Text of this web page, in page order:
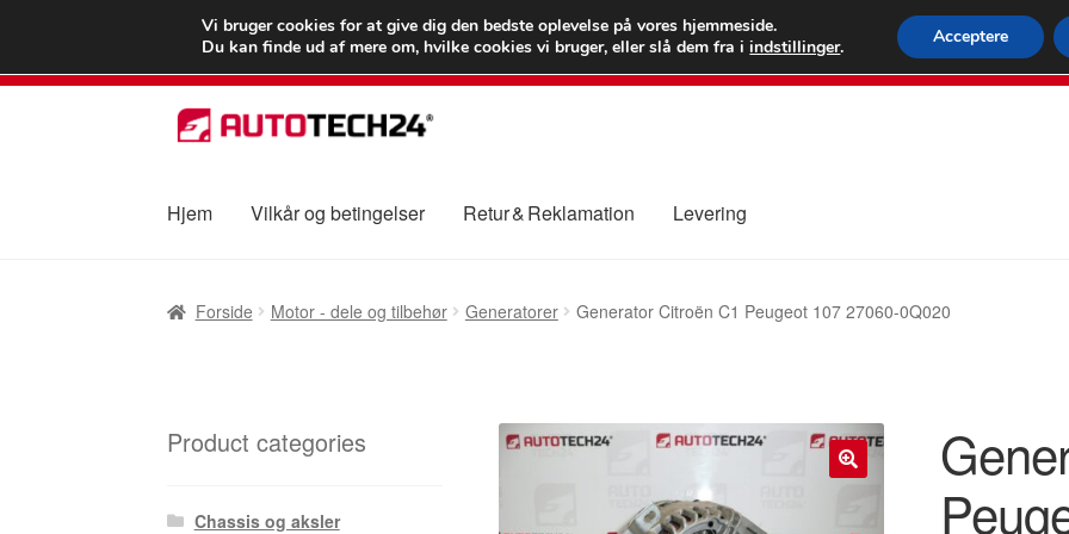
LEVERING fra 55 kr.
FEDEX
80 82
Spring
til
Spring
til
Hjem Vilkår og betingelser Retur & Reklamation Levering
Forside Motor - dele og tilbehør Generatorer Generator Citroën C1 Peugeot 107 27060-0Q020
Product categories
Chassis og aksler
Vi bruger cookies for at give dig den bedste oplevelse på vores hjemmeside.
Du kan finde ud af mere om, hvilke cookies vi bruger, eller slå dem fra iindstillinger. Acceptere